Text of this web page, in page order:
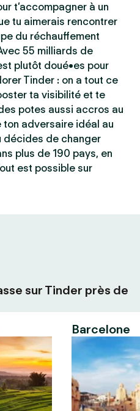
t’accompagner à un
tu aimerais rencontrer
du réchauffement
55 milliards de
plutôt doué•es pour
Tinder : on a tout ce
ta visibilité et te
potes aussi accros au
adversaire idéal au
décides de changer
plus de 190 pays, en
est possible sur
sur Tinder près de
Barcelone